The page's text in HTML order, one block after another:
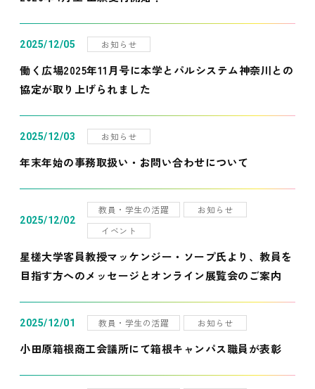
2025/12/05 お知らせ
働く広場2025年11月号に本学とパルシステム神奈川との
協定が取り上げられました
2025/12/03 お知らせ
年末年始の事務取扱い・お問い合わせについて
2025/12/02
教員・学生の活躍
お知らせ
イベント
星槎大学客員教授マッケンジー・ソープ氏より、教員を
目指す方へのメッセージとオンライン展覧会のご案内
2025/12/01 教員・学生の活躍 お知らせ
小田原箱根商工会議所にて箱根キャンパス職員が表彰